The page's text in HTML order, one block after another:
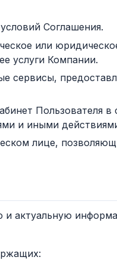
Соглашения.
или
услуги Компании.
сервисы,
Пользователя в
и иными
лице,
и актуальную